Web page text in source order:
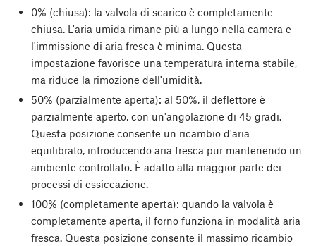
0% (chiusa): la valvola di scarico è completamente
chiusa. L'aria umida rimane più a lungo nella camera e
l'immissione di aria fresca è minima. Questa
impostazione favorisce una temperatura interna stabile,
ma riduce la rimozione dell'umidità.
50% (parzialmente aperta): al 50%, il deflettore è
parzialmente aperto, con un'angolazione di 45 gradi.
Questa posizione consente un ricambio d'aria
equilibrato, introducendo aria fresca pur mantenendo un
ambiente controllato. È adatto alla maggior parte dei
processi di essiccazione.
100% (completamente aperta): quando la valvola è
completamente aperta, il forno funziona in modalità aria
fresca. Questa posizione consente il massimo ricambio